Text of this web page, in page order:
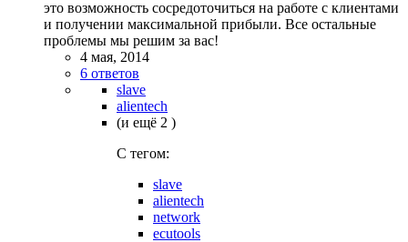
это возможность сосредоточиться на работе с клиентами
и получении максимальной прибыли. Все остальные
проблемы мы решим за вас!
4 мая, 2014
6 ответов
slave
alientech
(и ещё 2 )
C тегом:
slave
alientech
network
ecutools